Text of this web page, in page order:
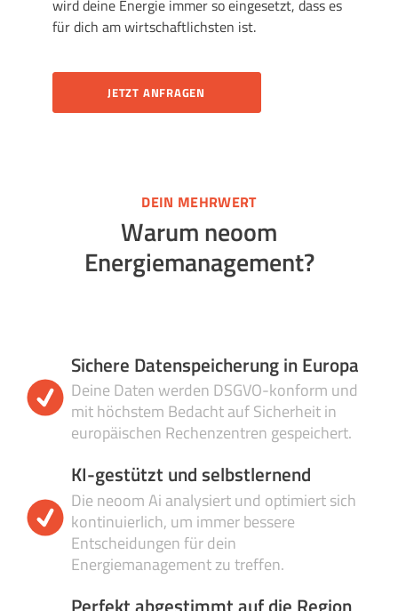
wird deine Energie immer so eingesetzt, dass es
für dich am wirtschaftlichsten ist.
JETZT ANFRAGEN
DEIN MEHRWERT
Warum neoom
Energiemanagement?
Sichere Datenspeicherung in Europa
Deine Daten werden DSGVO-konform und
mit höchstem Bedacht auf Sicherheit in
europäischen Rechenzentren gespeichert.
KI-gestützt und selbstlernend
Die neoom Ai analysiert und optimiert sich
kontinuierlich, um immer bessere
Entscheidungen für dein
Energiemanagement zu treffen.